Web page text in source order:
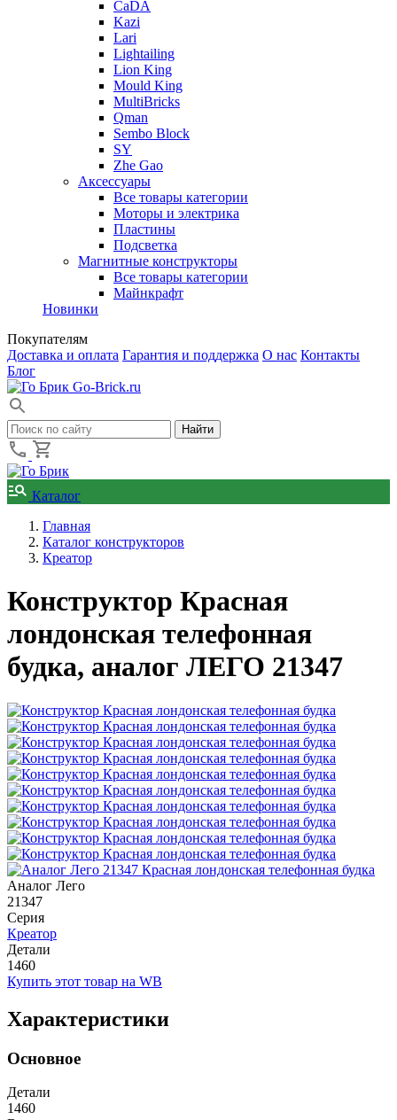
CaDA
Kazi
Lari
Lightailing
Lion King
Mould King
MultiBricks
Qman
Sembo Block
SY
Zhe Gao
Аксессуары
Все товары категории
Моторы и электрика
Пластины
Подсветка
Магнитные конструкторы
Все товары категории
Майнкрафт
Новинки
Покупателям
Доставка и оплата Гарантия и поддержка О нас Контакты
Блог
Go-Brick.ru
Каталог
Главная
Каталог конструкторов
Креатор
Конструктор Красная
лондонская телефонная
будка, аналог ЛЕГО 21347
Аналог Лего
21347
Серия
Креатор
Детали
1460
Купить этот товар на WB
Характеристики
Основное
Детали
1460